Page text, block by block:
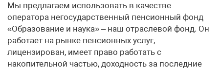
Мы предлагаем использовать в качестве
оператора негосударственный пенсионный фонд
«Образование и наука» – наш отраслевой фонд. Он
работает на рынке пенсионных услуг,
лицензирован, имеет право работать с
накопительной частью, доходность за последние